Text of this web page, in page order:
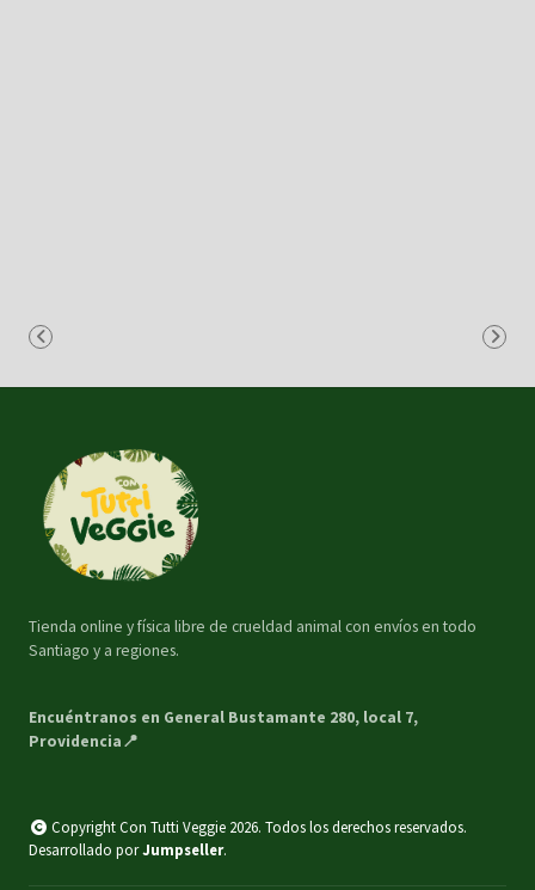
Tienda online y física libre de crueldad animal con envíos en todo
Santiago y a regiones.
Encuéntranos en General Bustamante 280, local 7,
Providencia📍
Copyright Con Tutti Veggie 2026. Todos los derechos reservados.
Desarrollado porJumpseller.